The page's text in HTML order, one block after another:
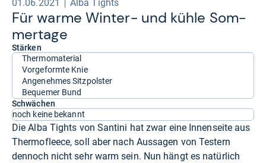
01.06.2021 Alba Tights
Für warme Win­ter-​ und kühle Som­
mer­tage
Stärken
Thermomaterial
Vorgeformte Knie
Angenehmes Sitzpolster
Bequemer Bund
Schwächen
noch keine bekannt
Die Alba Tights von Santini hat zwar eine Innenseite aus
Thermofleece, soll aber nach Aussagen von Testern
dennoch nicht sehr warm sein. Nun hängt es natürlich